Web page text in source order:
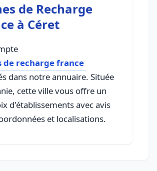
de Recharge
à Céret
de recharge france
dans notre annuaire. Située
cette ville vous offre un
d'établissements avec avis
et localisations.